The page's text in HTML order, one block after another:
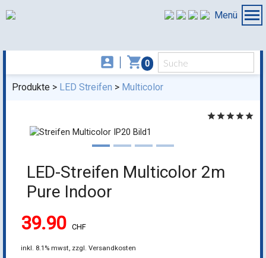
account_box shopping_cart 0
Menü
Produkte LED Streifen Multicolor
starstarstarstarstar
LED-Streifen Multicolor 2m
Pure Indoor
39.90 CHF
inkl. 8.1% mwst, zzgl. Versandkosten